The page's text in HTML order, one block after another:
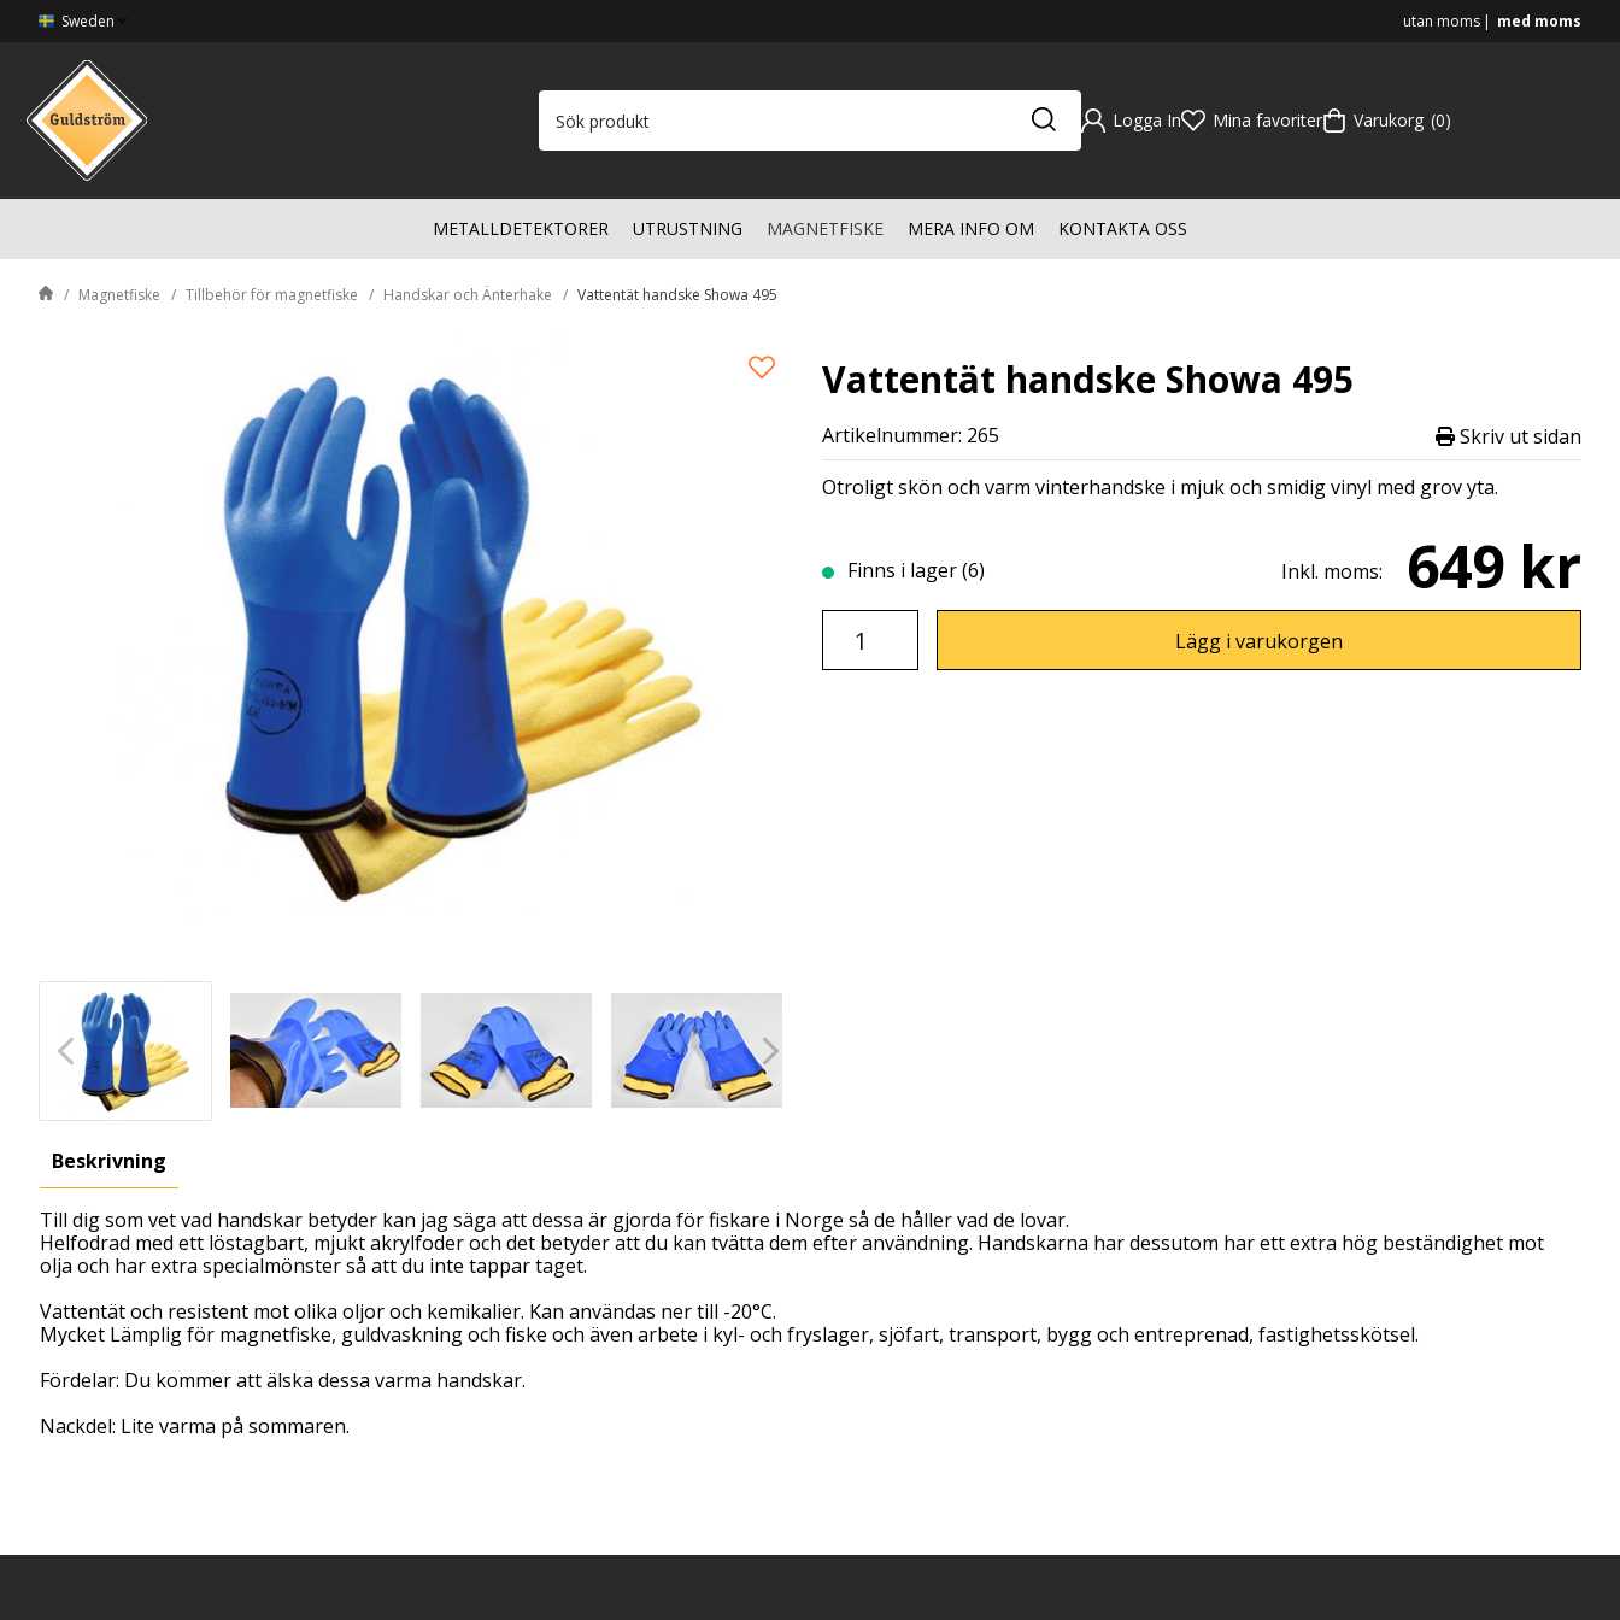
Sweden utan moms med moms
Logga In Mina favoriter Varukorg 0
METALLDETEKTORER UTRUSTNING MAGNETFISKE MERA INFO OM KONTAKTA OSS
Magnetfiske Tillbehör för magnetfiske Handskar och Änterhake Vattentät handske Showa 495
Vattentät handske Showa 495
Artikelnummer: 265
Skriv ut sidan
Otroligt skön och varm vinterhandske i mjuk och smidig vinyl med grov yta.
Finns i lager (6) Inkl. moms: 649 kr
Lägg i varukorgen
Beskrivning
Till dig som vet vad handskar betyder kan jag säga att dessa är gjorda för fiskare i Norge så de håller vad de lovar.
Helfodrad med ett löstagbart, mjukt akrylfoder och det betyder att du kan tvätta dem efter användning. Handskarna har dessutom har ett extra hög beständighet mot
olja och har extra specialmönster så att du inte tappar taget.
Vattentät och resistent mot olika oljor och kemikalier. Kan användas ner till -20°C.
Mycket Lämplig för magnetfiske, guldvaskning och fiske och även arbete i kyl- och fryslager, sjöfart, transport, bygg och entreprenad, fastighetsskötsel.
Fördelar: Du kommer att älska dessa varma handskar.
Nackdel: Lite varma på sommaren.